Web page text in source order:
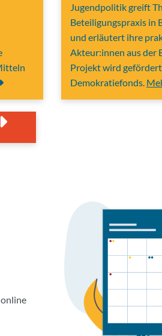
Jugendpolitik greift
Beteiligungspraxis in
und erläutert ihre
Akteur:innen aus der
Projekt wird
Demokratiefonds.